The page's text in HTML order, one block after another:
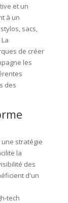
et un
à un
sacs,
de créer
les
des
stratégie
la
des
d'un
tech